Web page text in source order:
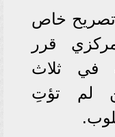
تصريح خاص
قرر
في ثلاث
لم تؤتِ